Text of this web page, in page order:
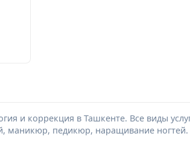
и коррекция в Ташкенте. Все виды
маникюр, педикюр, наращивание